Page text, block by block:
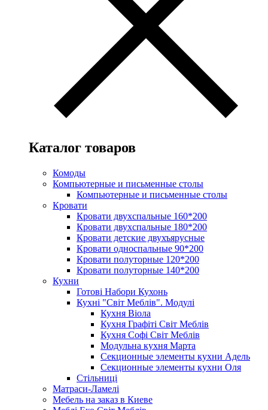
Каталог товаров
Комоды
Компьютерные и письменные столы
Компьютерные и письменные столы
Кровати
Кровати двухспальные 160*200
Кровати двухспальные 180*200
Кровати детские двухъярусные
Кровати односпальные 90*200
Кровати полуторные 120*200
Кровати полуторные 140*200
Кухни
Готові Набори Кухонь
Кухні "Світ Меблів". Модулі
Кухня Віола
Кухня Графіті Світ Меблів
Кухня Софі Світ Меблів
Модульна кухня Марта
Секционные элементы кухни Адель
Секционные элементы кухни Оля
Стільниці
Матраси-Ламелі
Мебель на заказ в Киеве